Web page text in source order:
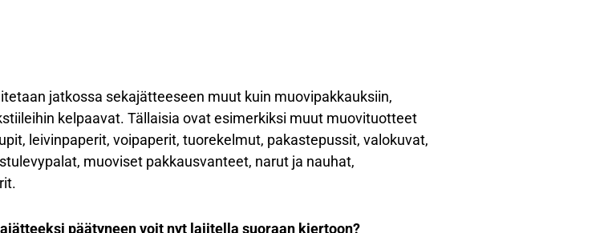
jatkossa sekajätteeseen muut kuin muovipakkauksiin,
kelpaavat. Tällaisia ovat esimerkiksi muut muovituotteet
leivinpaperit, voipaperit, tuorekelmut, pakastepussit, valokuvat,
muoviset pakkausvanteet, narut ja nauhat,
päätyneen voit nyt lajitella suoraan kiertoon?